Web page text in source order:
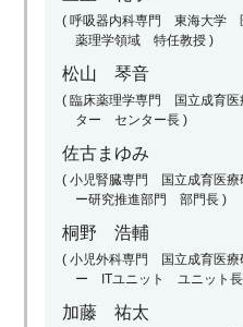
( 呼吸器内科専門 東海大学
薬理学領域 特任教授 )
松山 琴音
( 臨床薬理学専門 国立成育
ター センター長 )
佐古まゆみ
( 小児腎臓専門 国立成育医
ー研究推進部門 部門長 )
桐野 浩輔
( 小児外科専門 国立成育医療
ー ITユニット ユニット
加藤 祐太